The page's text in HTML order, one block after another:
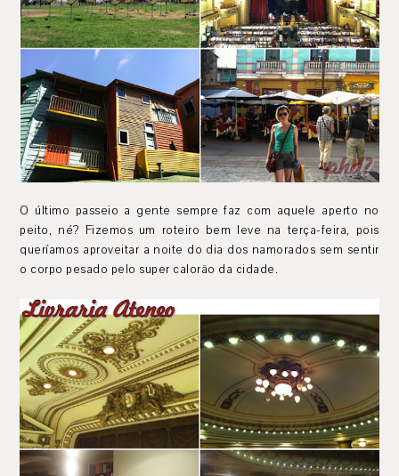
O último passeio a gente sempre faz com aquele aperto no
peito, né? Fizemos um roteiro bem leve na terça-feira, pois
queríamos aproveitar a noite do dia dos namorados sem sentir
o corpo pesado pelo super calorão da cidade.